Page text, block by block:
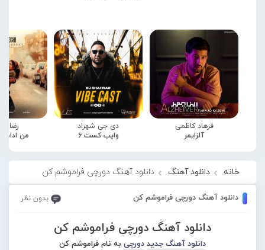
فرهاد کاظمی
آلزایمر
دی جی شهراد
وایب کست 6
رضا
من
خانه دانلود آهنگ دانلود آهنگ دورچی فراموشم کن
دانلود آهنگ دورچی فراموشم کن بدون نظر
دانلود آهنگ دورچی فراموشم کن
دانلود آهنگ جدید دورچی به نام فراموشم کن